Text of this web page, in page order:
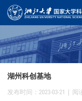
湖州科创基地
发布时间：2023-03-21 阅